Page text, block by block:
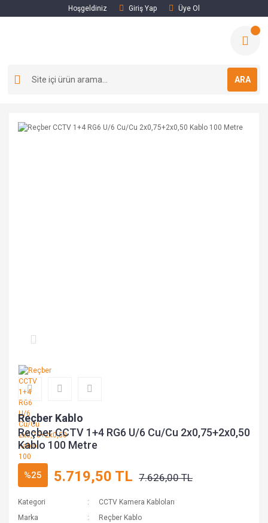
Hoşgeldiniz Giriş Yap Üye Ol
ARA
Reçber Kablo
Reçber CCTV 1+4 RG6 U/6 Cu/Cu 2x0,75+2x0,50
Kablo 100 Metre
%25 5.719,50 TL 7.626,00 TL
Kategori
CCTV Kamera Kabloları
Marka
Reçber Kablo